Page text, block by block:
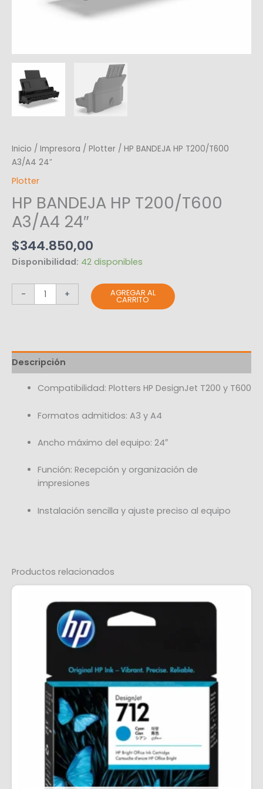
Inicio / Impresora / Plotter / HP BANDEJA HP T200/T600
A3/A4 24″
Plotter
HP BANDEJA HP T200/T600
A3/A4 24″
$344.850,00
Disponibilidad: 42 disponibles
- + AGREGAR AL
CARRITO
Descripción
Compatibilidad: Plotters HP DesignJet T200 y T600
Formatos admitidos: A3 y A4
Ancho máximo del equipo: 24″
Función: Recepción y organización de
impresiones
Instalación sencilla y ajuste preciso al equipo
Productos relacionados